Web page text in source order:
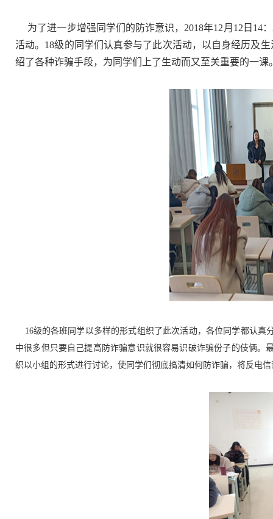
为了进一步增强同学们的防诈意识，2018年12月12日14
活动。18级的同学们认真参与了此次活动，以自身经历及
绍了各种诈骗手段，为同学们上了生动而又至关重要的一课
16级的各班同学以多样的形式组织了此次活动，各位同学都认
中很多但只要自己提高防诈骗意识就很容易识破诈骗份子的伎俩
织以小组的形式进行讨论，使同学们彻底搞清如何防诈骗，将反电